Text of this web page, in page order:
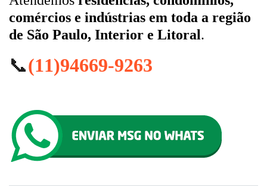
comércios e indústrias em toda a região
de São Paulo, Interior e Litoral.
📞(11)94669-9263